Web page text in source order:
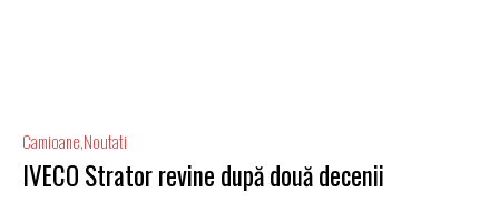
Camioane Noutati
IVECO Strator revine după două decenii